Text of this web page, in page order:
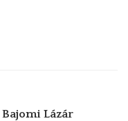
Bajomi Lázár